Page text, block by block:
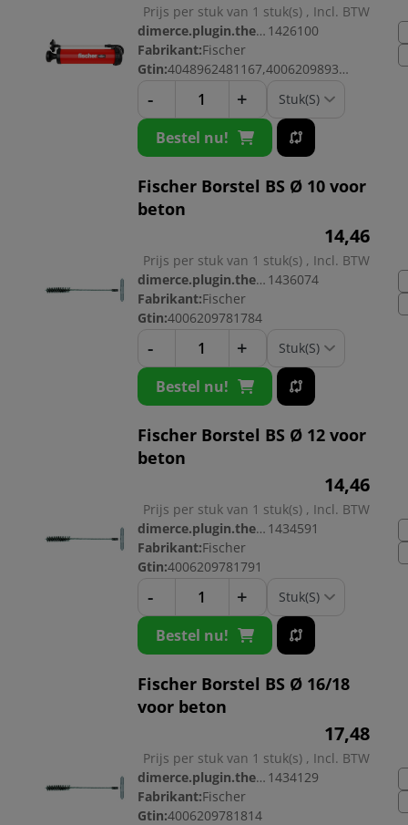
Prijs per stuk van 1 stuk(s) , Incl. BTW
dimerce.plugin.theme.productnr: 1426100
Fabrikant:Fischer
Gtin:
4048962481167,4006209893005
- +
Bestel nu!
Fischer Borstel BS Ø 10 voor
beton
14,46
Prijs per stuk van 1 stuk(s) , Incl. BTW
dimerce.plugin.theme.productnr: 1436074
Fabrikant:Fischer
Gtin:4006209781784
- +
Bestel nu!
Fischer Borstel BS Ø 12 voor
beton
14,46
Prijs per stuk van 1 stuk(s) , Incl. BTW
dimerce.plugin.theme.productnr: 1434591
Fabrikant:Fischer
Gtin:4006209781791
- +
Bestel nu!
Fischer Borstel BS Ø 16/18
voor beton
17,48
Prijs per stuk van 1 stuk(s) , Incl. BTW
dimerce.plugin.theme.productnr: 1434129
Fabrikant:Fischer
Gtin:4006209781814